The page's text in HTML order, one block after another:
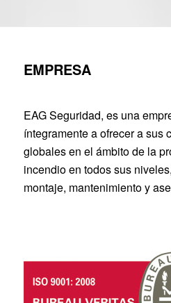
EMPRESA
EAG Seguridad, es una
íntegramente a ofrecer a sus
globales en el ámbito de la
incendio en todos sus
montaje, mantenimiento y